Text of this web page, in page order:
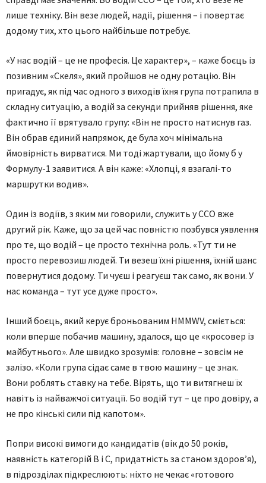
лише техніку. Він везе людей, надії, рішення – і повертає
додому тих, хто цього найбільше потребує.
«У нас водій – це не професія. Це характер», – каже боєць із
позивним «Скеля», який пройшов не одну ротацію. Він
пригадує, як під час одного з виходів їхня група потрапила в
складну ситуацію, а водій за секунди прийняв рішення, яке
фактично її врятувало групу: «Він не просто натиснув газ.
Він обрав єдиний напрямок, де була хоч мінімальна
ймовірність вирватися. Ми тоді жартували, що йому б у
Формулу-1 заявитися. А він каже: «Хлопці, я взагалі-то
маршрутки водив».
Один із водіїв, з яким ми говорили, служить у ССО вже
другий рік. Каже, що за цей час повністю позбувся уявлення
про те, що водій – це просто технічна роль. «Тут ти не
просто перевозиш людей. Ти везеш їхні рішення, їхній шанс
повернутися додому. Ти чуєш і реагуєш так само, як вони. У
нас команда – тут усе дуже просто».
Інший боєць, який керує броньованим HMMWV, сміється:
коли вперше побачив машину, здалося, що це «кросовер із
майбутнього». Але швидко зрозумів: головне – зовсім не
залізо. «Коли група сідає саме в твою машину – це знак.
Вони роблять ставку на тебе. Вірять, що ти витягнеш їх
навіть із найважчої ситуації. Бо водій тут – це про довіру, а
не про кінські сили під капотом».
Попри високі вимоги до кандидатів (вік до 50 років,
наявність категорій В і С, придатність за станом здоров’я),
в підрозділах підкреслюють: ніхто не чекає «готового